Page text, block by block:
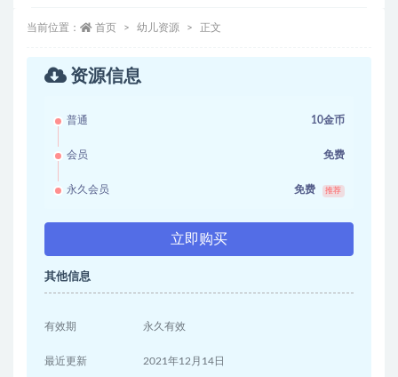
当前位置： 首页 幼儿资源 正文
资源信息
普通 10金币
会员 免费
永久会员 免费 推荐
立即购买
其他信息
有效期 永久有效
最近更新 2021年12月14日